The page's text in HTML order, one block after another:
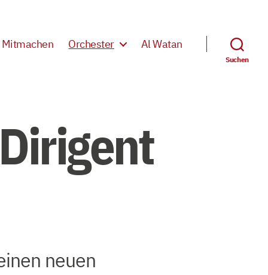
Mitmachen Orchester Al Watan
Suchen
neuen